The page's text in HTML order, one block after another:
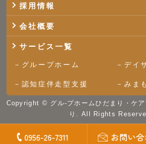
0956-26-7311 お問い
採用情報
会社概要
サービス一覧
グループホーム デイ
認知症伴走型支援 みま
Copyright © グル-プホームひだまり・ケ
り. All Rights